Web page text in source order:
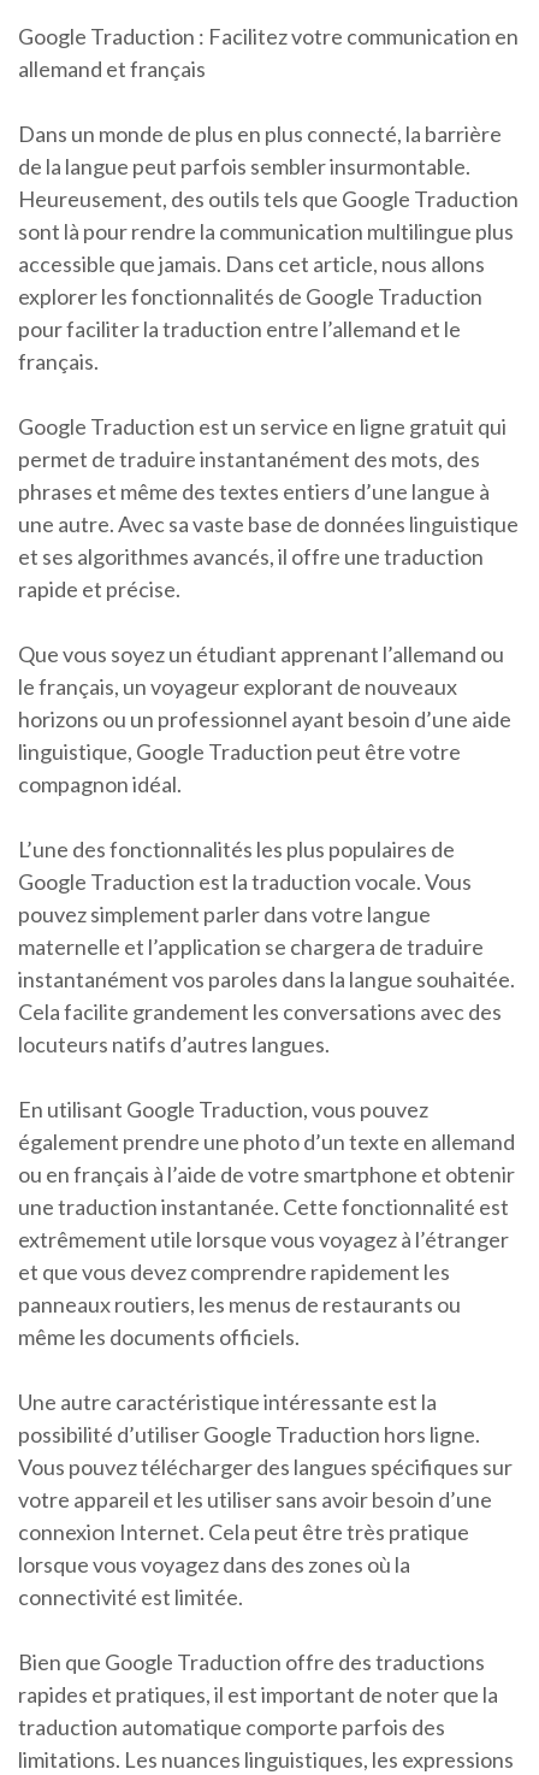
Google Traduction : Facilitez votre communication en
allemand et français
Dans un monde de plus en plus connecté, la barrière
de la langue peut parfois sembler insurmontable.
Heureusement, des outils tels que Google Traduction
sont là pour rendre la communication multilingue plus
accessible que jamais. Dans cet article, nous allons
explorer les fonctionnalités de Google Traduction
pour faciliter la traduction entre l’allemand et le
français.
Google Traduction est un service en ligne gratuit qui
permet de traduire instantanément des mots, des
phrases et même des textes entiers d’une langue à
une autre. Avec sa vaste base de données linguistique
et ses algorithmes avancés, il offre une traduction
rapide et précise.
Que vous soyez un étudiant apprenant l’allemand ou
le français, un voyageur explorant de nouveaux
horizons ou un professionnel ayant besoin d’une aide
linguistique, Google Traduction peut être votre
compagnon idéal.
L’une des fonctionnalités les plus populaires de
Google Traduction est la traduction vocale. Vous
pouvez simplement parler dans votre langue
maternelle et l’application se chargera de traduire
instantanément vos paroles dans la langue souhaitée.
Cela facilite grandement les conversations avec des
locuteurs natifs d’autres langues.
En utilisant Google Traduction, vous pouvez
également prendre une photo d’un texte en allemand
ou en français à l’aide de votre smartphone et obtenir
une traduction instantanée. Cette fonctionnalité est
extrêmement utile lorsque vous voyagez à l’étranger
et que vous devez comprendre rapidement les
panneaux routiers, les menus de restaurants ou
même les documents officiels.
Une autre caractéristique intéressante est la
possibilité d’utiliser Google Traduction hors ligne.
Vous pouvez télécharger des langues spécifiques sur
votre appareil et les utiliser sans avoir besoin d’une
connexion Internet. Cela peut être très pratique
lorsque vous voyagez dans des zones où la
connectivité est limitée.
Bien que Google Traduction offre des traductions
rapides et pratiques, il est important de noter que la
traduction automatique comporte parfois des
limitations. Les nuances linguistiques, les expressions